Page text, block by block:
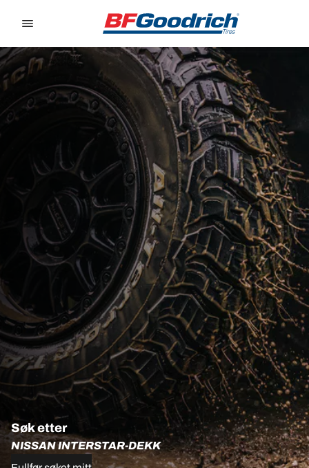
Søk etter
NISSAN INTERSTAR-DEKK